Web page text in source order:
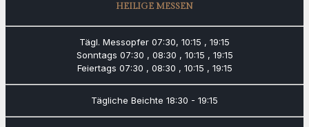
HEILIGE MESSEN
Tägl. Messopfer 07:30, 10:15 , 19:15
Sonntags 07:30 , 08:30 , 10:15 , 19:15
Feiertags 07:30 , 08:30 , 10:15 , 19:15
Tägliche Beichte 18:30 - 19:15